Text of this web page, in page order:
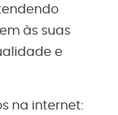
às suas
e
na internet: